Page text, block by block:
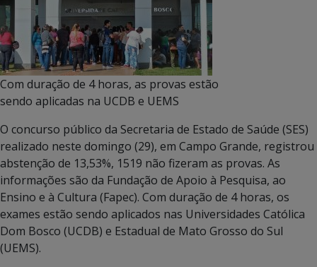
Com duração de 4 horas, as provas estão
sendo aplicadas na UCDB e UEMS
O concurso público da Secretaria de Estado de Saúde (SES)
realizado neste domingo (29), em Campo Grande, registrou
abstenção de 13,53%, 1519 não fizeram as provas. As
informações são da Fundação de Apoio à Pesquisa, ao
Ensino e à Cultura (Fapec). Com duração de 4 horas, os
exames estão sendo aplicados nas Universidades Católica
Dom Bosco (UCDB) e Estadual de Mato Grosso do Sul
(UEMS).